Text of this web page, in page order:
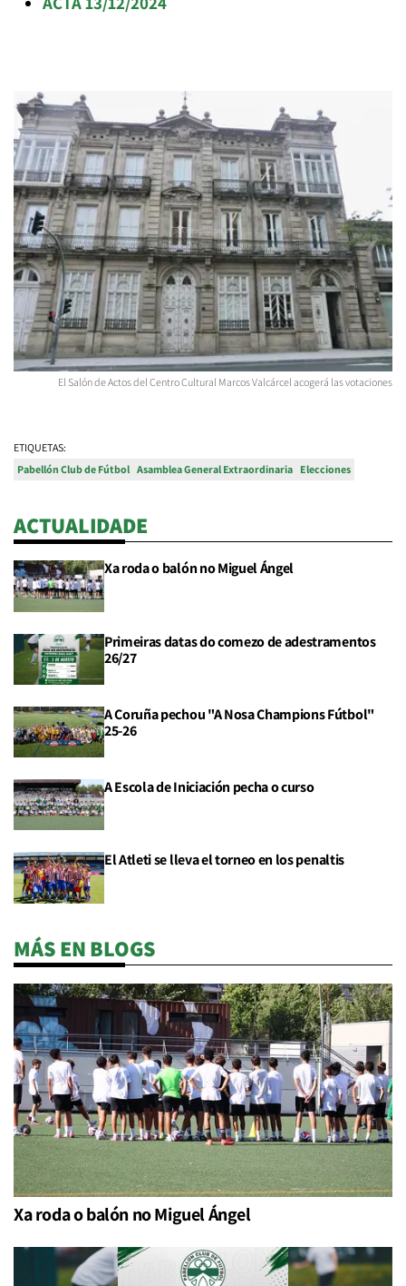
El Salón de Actos del Centro Cultural Marcos Valcárcel acogerá las votaciones
ETIQUETAS:
Pabellón Club de Fútbol Asamblea General Extraordinaria Elecciones
ACTUALIDADE
Xa roda o balón no Miguel Ángel
Primeiras datas do comezo de adestramentos
26/27
A Coruña pechou "A Nosa Champions Fútbol"
25-26
A Escola de Iniciación pecha o curso
El Atleti se lleva el torneo en los penaltis
MÁS EN BLOGS
Xa roda o balón no Miguel Ángel